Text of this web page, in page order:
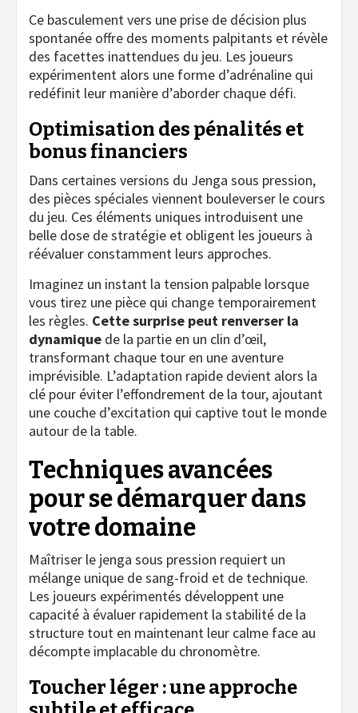
Ce basculement vers une prise de décision plus
spontanée offre des moments palpitants et révèle
des facettes inattendues du jeu. Les joueurs
expérimentent alors une forme d’adrénaline qui
redéfinit leur manière d’aborder chaque défi.
Optimisation des pénalités et
bonus financiers
Dans certaines versions du Jenga sous pression,
des pièces spéciales viennent bouleverser le cours
du jeu. Ces éléments uniques introduisent une
belle dose de stratégie et obligent les joueurs à
réévaluer constamment leurs approches.
Imaginez un instant la tension palpable lorsque
vous tirez une pièce qui change temporairement
les règles. Cette surprise peut renverser la
dynamique de la partie en un clin d’œil,
transformant chaque tour en une aventure
imprévisible. L’adaptation rapide devient alors la
clé pour éviter l’effondrement de la tour, ajoutant
une couche d’excitation qui captive tout le monde
autour de la table.
Techniques avancées
pour se démarquer dans
votre domaine
Maîtriser le jenga sous pression requiert un
mélange unique de sang-froid et de technique.
Les joueurs expérimentés développent une
capacité à évaluer rapidement la stabilité de la
structure tout en maintenant leur calme face au
décompte implacable du chronomètre.
Toucher léger : une approche